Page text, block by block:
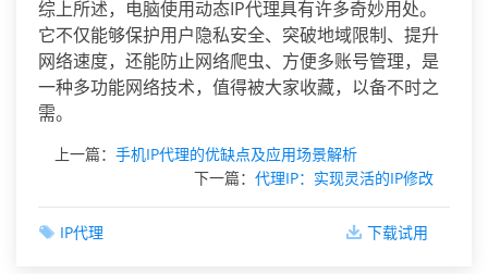
综上所述，电脑使用动态IP代理具有许多奇妙用处。
它不仅能够保护用户隐私安全、突破地域限制、提升
网络速度，还能防止网络爬虫、方便多账号管理，是
一种多功能网络技术，值得被大家收藏，以备不时之
需。
上一篇： 手机IP代理的优缺点及应用场景解析
下一篇： 代理IP：实现灵活的IP修改
IP代理 下载试用